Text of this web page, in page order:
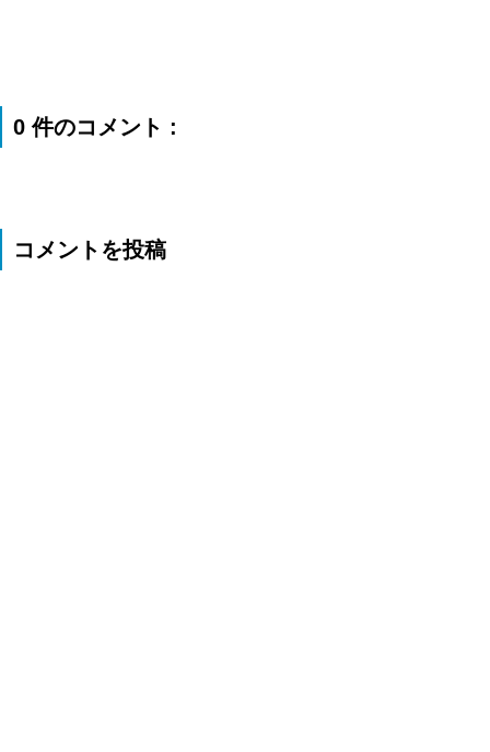
0 件のコメント :
コメントを投稿